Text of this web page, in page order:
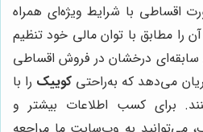
اقساطی با شرایط ویژه‌ای همراه
را مطابق با توان مالی خود تنظیم
سابقه‌ای درخشان در فروش اقساطی
می‌دهد که به‌راحتی کوییک را با
برای کسب اطلاعات بیشتر و